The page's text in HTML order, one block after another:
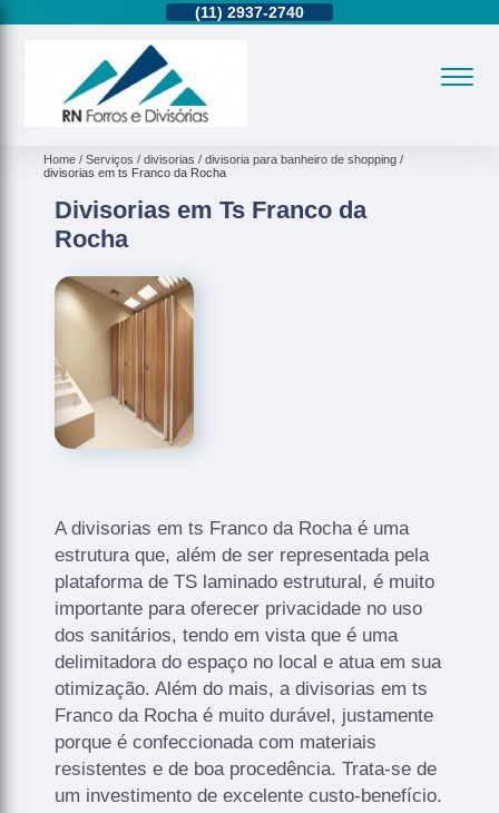
(11)2937-2740
Home Serviços divisorias
divisoria para banheiro de shopping
divisorias em ts Franco da Rocha
Divisorias em Ts Franco da
Rocha
A divisorias em ts Franco da Rocha é uma
estrutura que, além de ser representada pela
plataforma de TS laminado estrutural, é muito
importante para oferecer privacidade no uso
dos sanitários, tendo em vista que é uma
delimitadora do espaço no local e atua em sua
otimização. Além do mais, a divisorias em ts
Franco da Rocha é muito durável, justamente
porque é confeccionada com materiais
resistentes e de boa procedência. Trata-se de
um investimento de excelente custo-benefício.